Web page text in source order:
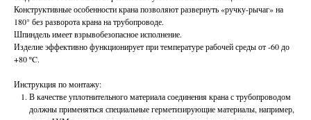
Конструктивные особенности крана позволяют развернуть «ручку-рычаг» на
180° без разворота крана на трубопроводе.
Шпиндель имеет взрывобезопасное исполнение.
Изделие эффективно функционирует при температуре рабочей среды от -60 до
+80 ºC.
Инструкция по монтажу:
В качестве уплотнительного материала соединения крана с трубопроводом
должны применяться специальные герметизирующие материалы, например,